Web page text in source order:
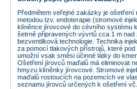
Předmětem veřejné zakázky je
metodou tzv. endoterapie (stromové
klíněnce jírovcové do cévního systému
šetrně připravených vývrtů cca 1 m nad
bezventilková technologie. Technika
za pomocí tlakových přístrojů, které
umožní vsak směsi účinné látky do
Ošetření jírovců maďalů má eliminovat
hmyzu klíněnky jírovcové. Stromové
maďalů rostoucích na pozemcích ve
seznamu jírovců určených k ošetření